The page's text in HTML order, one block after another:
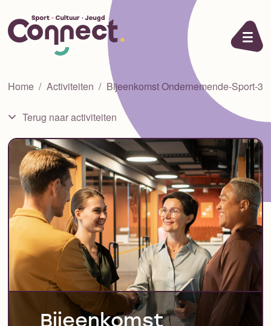
Ga naar de inhoud
Home Activiteiten Bijeenkomst Ondernemende-Sport-3
Terug naar activiteiten